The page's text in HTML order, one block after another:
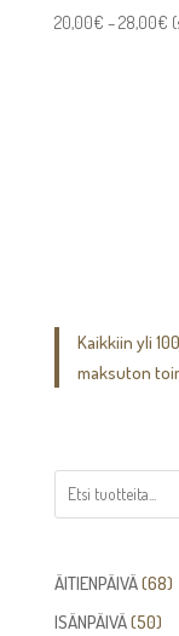
20,00€ –28,00€
Kaikkiin yli
maksuton
ÄITIENPÄIVÄ 6868
ISÄNPÄIVÄ 5050